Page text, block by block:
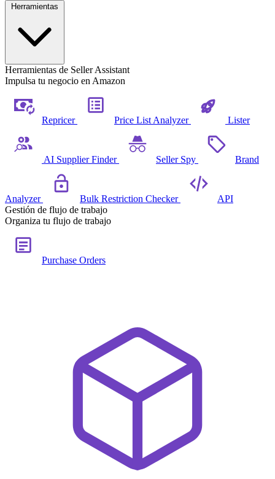
Herramientas de Seller Assistant
Impulsa tu negocio en Amazon
Repricer Price List Analyzer Lister
AI Supplier Finder Seller Spy Brand
Analyzer Bulk Restriction Checker
API
Gestión de flujo de trabajo
Organiza tu flujo de trabajo
Purchase Orders